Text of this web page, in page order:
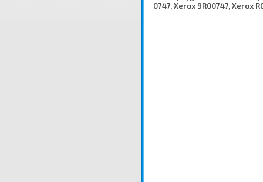
0747, Xerox 9R00747, Xerox